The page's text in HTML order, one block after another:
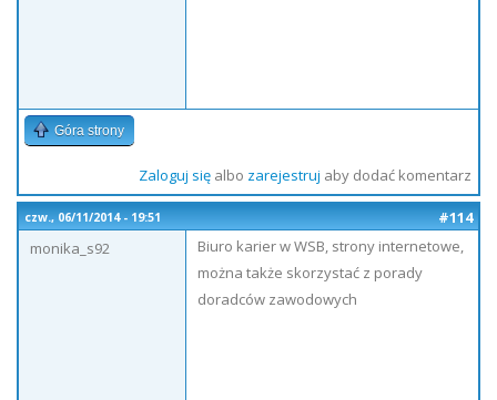
Góra strony
Zaloguj sięalbo zarejestruj aby dodać komentarz
czw., 06/11/2014 - 19:51
#114
monika_s92
Biuro karier w WSB, strony internetowe,
można także skorzystać z porady
doradców zawodowych